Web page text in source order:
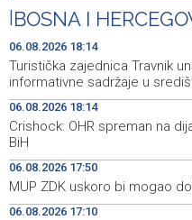
19:55
Drugi Festival bakri
Livna
19:45
Novi Travnik receives
19:33
Crishock: OHR
political stakeholders in BiH
19:32
Velika nagrada
2028. godine
BOSNA I
06.08.2026 18:14
Turistička zajednica Travnik
informativne sadržaje u
06.08.2026 18:14
Crishock: OHR spreman na
BiH
06.08.2026 17:50
MUP ZDK uskoro bi mogao
06.08.2026 17:10